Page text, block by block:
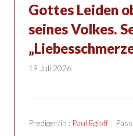
Gottes Leiden
seines Volkes.
19 Juli 2026
Prediger/in : Paul Egloff